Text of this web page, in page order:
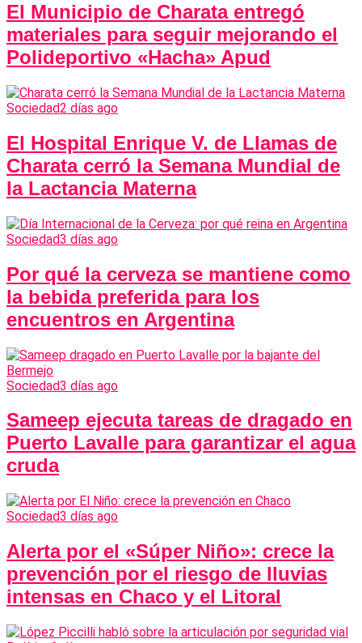
El Municipio de Charata entregó
materiales para seguir mejorando el
Polideportivo «Hacha» Apud
Sociedad2 días ago
El Hospital Enrique V. de Llamas de
Charata cerró la Semana Mundial de
la Lactancia Materna
Sociedad3 días ago
Por qué la cerveza se mantiene como
la bebida preferida para los
encuentros en Argentina
Sociedad3 días ago
Sameep ejecuta tareas de dragado en
Puerto Lavalle para garantizar el agua
cruda
Sociedad3 días ago
Alerta por el «Súper Niño»: crece la
prevención por el riesgo de lluvias
intensas en Chaco y el Litoral